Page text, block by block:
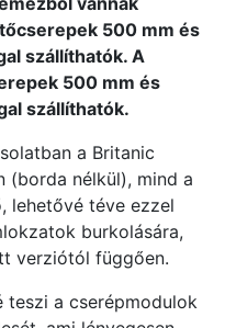
500 mm és
szállíthatók. A
500 mm és
szállíthatók.
a Britanic
(borda nélkül), mind a
lehetővé téve ezzel
burkolására,
verziótól függően.
teszi a cserépmodulok